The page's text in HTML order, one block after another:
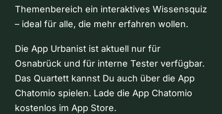
Themenbereich ein interaktives Wissensquiz
– ideal für alle, die mehr erfahren wollen.
Die App Urbanist ist aktuell nur für
Osnabrück und für interne Tester verfügbar.
Das Quartett kannst Du auch über die App
Chatomio spielen. Lade die App Chatomio
kostenlos im App Store.